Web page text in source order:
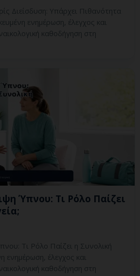
Διείσδυση: Υπάρχει Πιθανότητα
ενημέρωση, έλεγχος και
καθοδήγηση στη
Ύπνου: Τι Ρόλο Παίζει
Τι Ρόλο Παίζει η Συνολική
ενημέρωση, έλεγχος και
καθοδήγηση στη